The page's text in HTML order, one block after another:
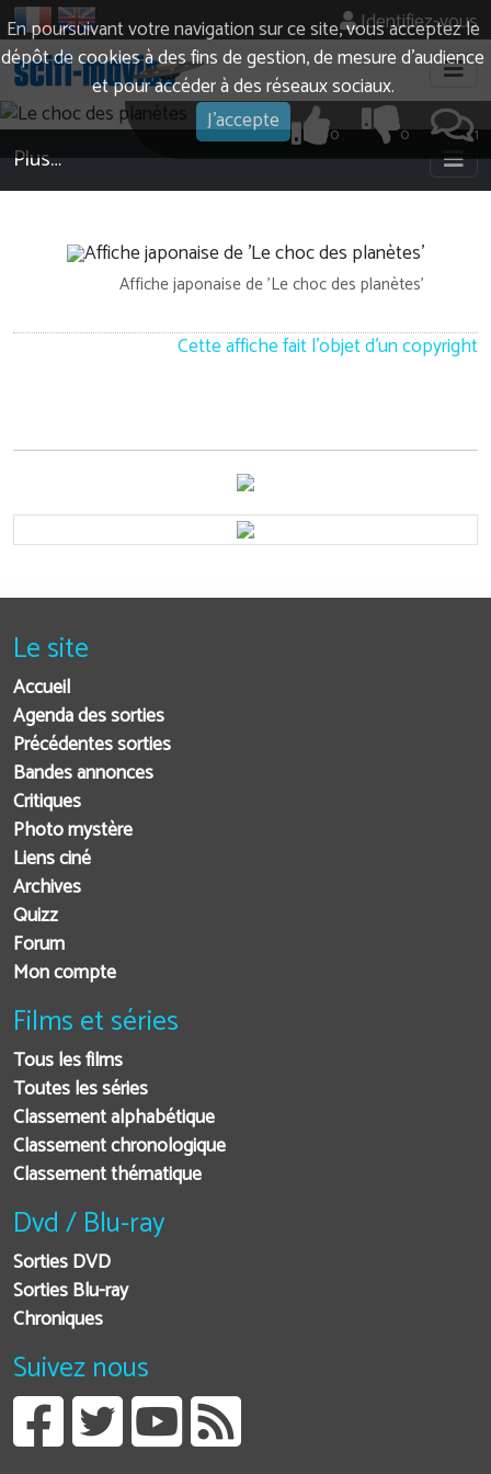
En poursuivant votre navigation sur ce site, vous acceptez le
dépôt de cookies à des fins de gestion, de mesure d’audience
et pour accéder à des réseaux sociaux.
J'accepte
Identifiez-vous
1
0
0
Plus…
Affiche japonaise de 'Le choc des planètes'
Cette affiche fait l'objet d'un copyright
Le site
Accueil
Agenda des sorties
Précédentes sorties
Bandes annonces
Critiques
Photo mystère
Liens ciné
Archives
Quizz
Forum
Mon compte
Films et séries
Tous les films
Toutes les séries
Classement alphabétique
Classement chronologique
Classement thématique
Dvd / Blu-ray
Sorties DVD
Sorties Blu-ray
Chroniques
Suivez nous